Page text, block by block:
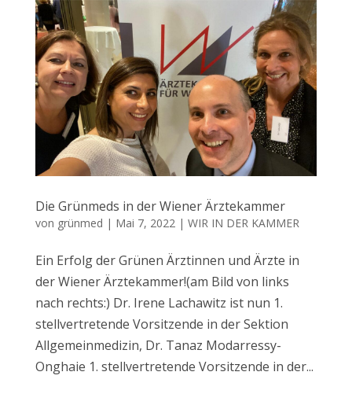
Die Grünmeds in der Wiener Ärztekammer
von grünmed | Mai 7, 2022| WIR IN DER KAMMER
Ein Erfolg der Grünen Ärztinnen und Ärzte in
der Wiener Ärztekammer!(am Bild von links
nach rechts:) Dr. Irene Lachawitz ist nun 1.
stellvertretende Vorsitzende in der Sektion
Allgemeinmedizin, Dr. Tanaz Modarressy-
Onghaie 1. stellvertretende Vorsitzende in der...